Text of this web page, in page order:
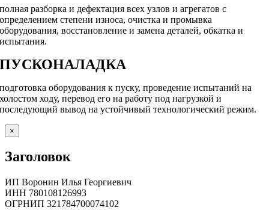
полная разборка и дефектация всех узлов и агрегатов с
определением степени износа, очистка и промывка
оборудования, восстановление и замена деталей, обкатка и
испытания.
ПУСКОНАЛАДКА
подготовка оборудования к пуску, проведение испытаний на
холостом ходу, перевод его на работу под нагрузкой и
последующий вывод на устойчивый технологический режим.
Close
product
view
×
Заголовок
ИП Воронин Илья Георгиевич
ИНН 780108126993
ОГРНИП 321784700074102